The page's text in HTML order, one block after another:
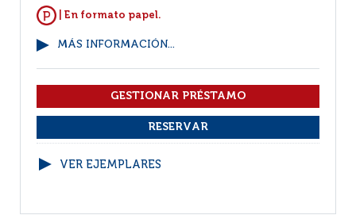
| En formato papel.
MÁS INFORMACIÓN...
VER EJEMPLARES